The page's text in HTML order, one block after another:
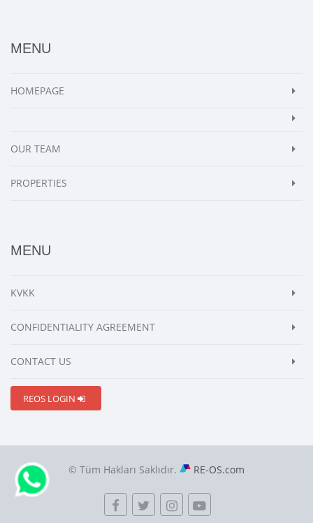
MENU
HOMEPAGE
OUR TEAM
PROPERTIES
MENU
KVKK
CONFIDENTIALITY AGREEMENT
CONTACT US
REOS LOGIN
© Tüm Hakları Saklıdır. RE-OS.com